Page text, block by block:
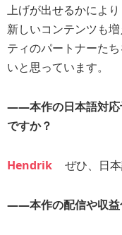
上げが出せるかによ
新しいコンテンツも
ティのパートナーた
いと思っています。
――本作の日本語対応
ですか？
Hendrik ぜひ、日
――本作の配信や収益